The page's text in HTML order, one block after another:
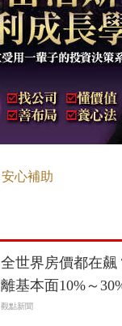
安心補助
全世界房價都在
離基本面10%～
觀點新聞